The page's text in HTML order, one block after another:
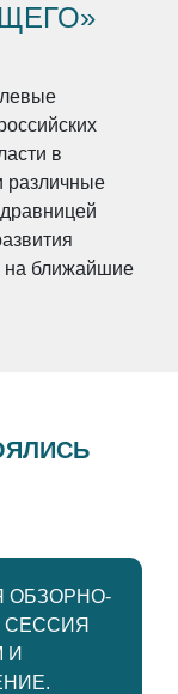
в
различные
на ближайшие
ОБЗОРНО-
СЕССИЯ
И